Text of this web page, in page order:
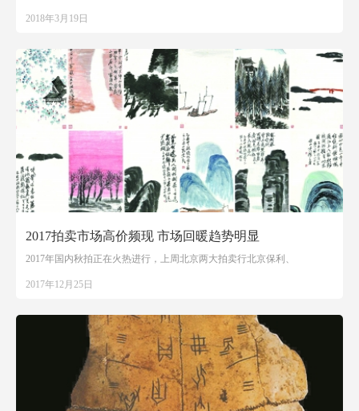
2018年3月19日
2017拍卖市场高价频现 市场回暖趋势明显
2017年国内秋拍正在火热进行，上周北京两大拍卖行北京保利、
2017年12月25日